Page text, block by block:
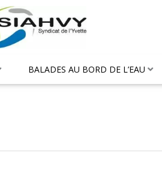
BALADES AU BORD DE L’EAU